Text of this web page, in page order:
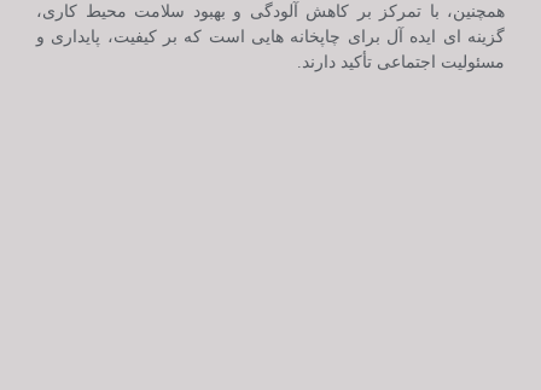
همچنین، با تمرکز بر کاهش آلودگی و بهبود سلامت محیط کاری،
گزینه ای ایده آل برای چاپخانه هایی است که بر کیفیت، پایداری و
مسئولیت اجتماعی تأکید دارند.